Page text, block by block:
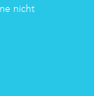
nicht